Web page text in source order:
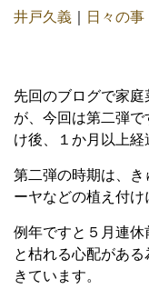
井戸久義
日々の事
先回のブログで家
が、今回は第二弾
け後、１か月以上経
第二弾の時期は、
ーヤなどの植え付け
例年ですと５月連
と枯れる心配があ
きています。